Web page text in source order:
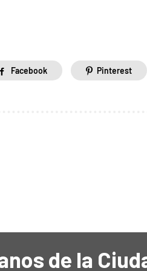
Facebook Pinterest
de la